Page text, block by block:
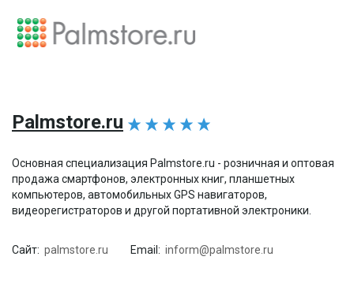
Palmstore.ru
Основная специализация Palmstore.ru - розничная и оптовая
продажа смартфонов, электронных книг, планшетных
компьютеров, автомобильных GPS навигаторов,
видеорегистраторов и другой портативной электроники.
Сайт: palmstore.ru Email: inform@palmstore.ru